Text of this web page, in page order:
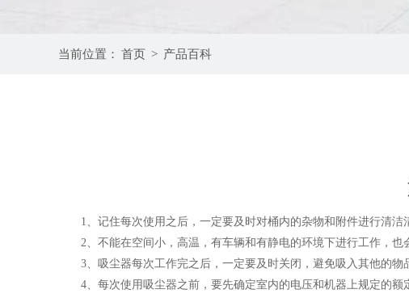
当前位置： 首页 > 产品百科
1、记住每次使用之后，一定要及时对桶内的杂物和附件进行清洁
2、不能在空间小，高温，有车辆和有静电的环境下进行工作，也
3、吸尘器每次工作完之后，一定要及时关闭，避免吸入其他的物
4、每次使用吸尘器之前，要先确定室内的电压和机器上规定的额